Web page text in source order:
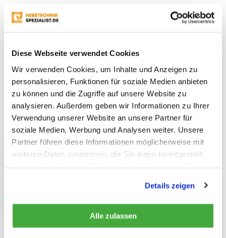
Diese Webseite verwendet Cookies
Wir verwenden Cookies, um Inhalte und Anzeigen zu
personalisieren, Funktionen für soziale Medien anbieten
zu können und die Zugriffe auf unsere Website zu
analysieren. Außerdem geben wir Informationen zu Ihrer
Verwendung unserer Website an unsere Partner für
soziale Medien, Werbung und Analysen weiter. Unsere
Partner führen diese Informationen möglicherweise mit
weiteren Daten zusammen, die Sie ihnen bereitgestellt
Details zeigen
Alle zulassen
Eigenschaften
Bewertungen
Teilen
Kürzlich gesehen
€ 74,77